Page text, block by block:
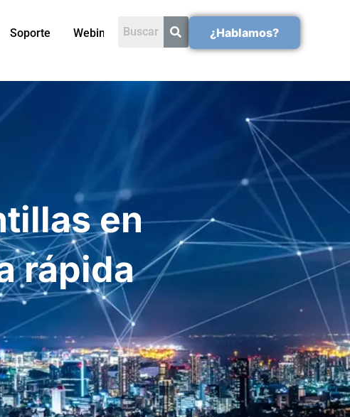
Soporte Webinars ¿Hablamos?
en
rápida